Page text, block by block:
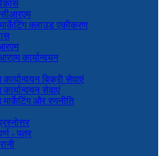
क्लाउड एकीकरण
कार्यान्वयन
बिक्री सेवाएं
सेवाएं
और रणनीति
- पत्र